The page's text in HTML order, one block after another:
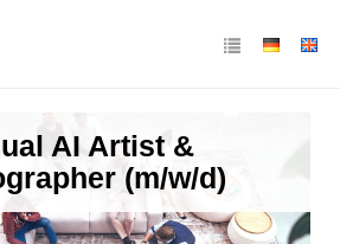
AI Artist &
(m/w/d)